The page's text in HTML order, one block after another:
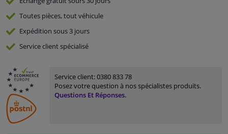
Toutes pièces, tout véhicule
Expédition sous 3 jours
Serviceclient spécialisé
Service client:0380 833 78
Posez votre question à nos spécialistes produits.
Questions Et Réponses.